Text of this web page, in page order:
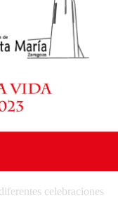
celebraciones